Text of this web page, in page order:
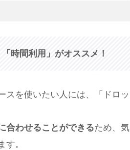
時間利用」がオススメ！
スを使いたい人には、「ドロッ
合わせることができるため、気
。